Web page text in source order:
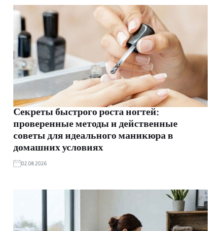
Секреты быстрого роста ногтей:
проверенные методы и действенные
советы для идеального маникюра в
домашних условиях
02.08.2026